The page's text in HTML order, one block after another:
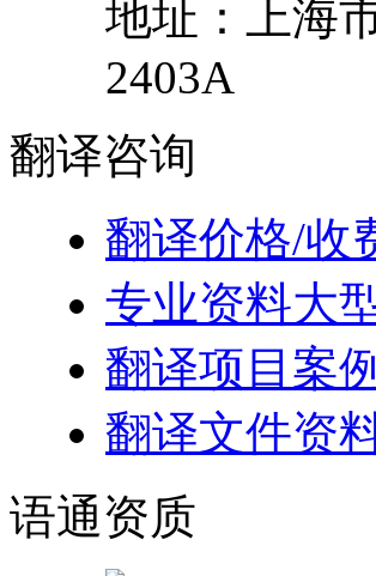
地址：
上海
2403A
翻译咨询
翻译价格/收
专业资料大
翻译项目案例
翻译文件资
语通资质